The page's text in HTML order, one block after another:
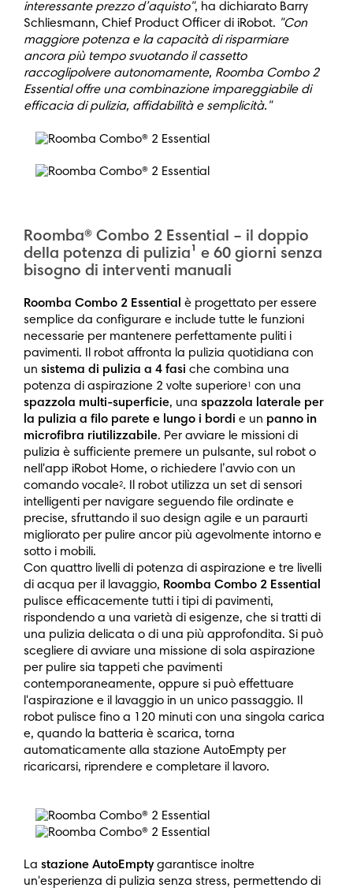
interessante prezzo d’aquisto", ha dichiarato Barry
Schliesmann, Chief Product Officer di iRobot. "Con
maggiore potenza e la capacità di risparmiare
ancora più tempo svuotando il cassetto
raccoglipolvere autonomamente, Roomba Combo 2
Essential offre una combinazione impareggiabile di
efficacia di pulizia, affidabilità e semplicità."
Roomba® Combo 2 Essential – il doppio
della potenza di pulizia¹ e 60 giorni senza
bisogno di interventi manuali
Roomba Combo 2 Essential è progettato per essere
semplice da configurare e include tutte le funzioni
necessarie per mantenere perfettamente puliti i
pavimenti. Il robot affronta la pulizia quotidiana con
un sistema di pulizia a 4 fasi che combina una
potenza di aspirazione 2 volte superiore con una
spazzola multi-superficie, una spazzola laterale per
la pulizia a filo parete e lungo i bordi e un panno in
microfibra riutilizzabile. Per avviare le missioni di
pulizia è sufficiente premere un pulsante, sul robot o
nell'app iRobot Home, o richiedere l’avvio con un
comando vocale2. Il robot utilizza un set di sensori
intelligenti per navigare seguendo file ordinate e
precise, sfruttando il suo design agile e un paraurti
migliorato per pulire ancor più agevolmente intorno e
sotto i mobili.
Con quattro livelli di potenza di aspirazione e tre livelli
di acqua per il lavaggio, Roomba Combo 2 Essential
pulisce efficacemente tutti i tipi di pavimenti,
rispondendo a una varietà di esigenze, che si tratti di
una pulizia delicata o di una più approfondita. Si può
scegliere di avviare una missione di sola aspirazione
per pulire sia tappeti che pavimenti
contemporaneamente, oppure si può effettuare
l'aspirazione e il lavaggio in un unico passaggio. Il
robot pulisce fino a 120 minuti con una singola carica
e, quando la batteria è scarica, torna
automaticamente alla stazione AutoEmpty per
ricaricarsi, riprendere e completare il lavoro.
La stazione AutoEmptygarantisce inoltre
un'esperienza di pulizia senza stress, permettendo di